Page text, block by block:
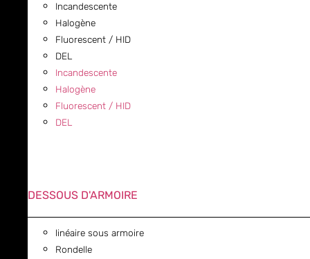
Incandescente
Halogène
Fluorescent / HID
DEL
Incandescente
Halogène
Fluorescent / HID
DEL
DESSOUS D'ARMOIRE
linéaire sous armoire
Rondelle